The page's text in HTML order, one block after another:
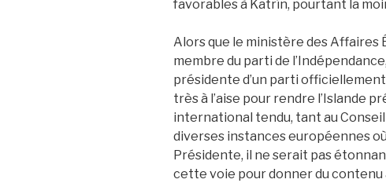
favorables à Katrín, pourtant la
Alors que le ministère des Affaires
membre du parti de
présidente d’un parti
très à l’aise pour rendre l’Islande
international tendu, tant au Conseil
diverses instances européennes
Présidente, il ne serait pas
cette voie pour donner du contenu